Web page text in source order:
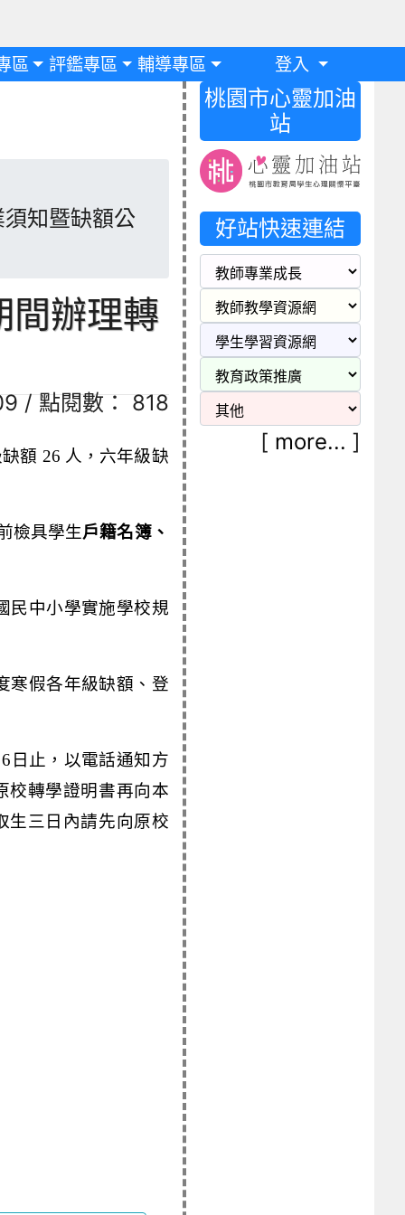
區 評鑑專區 輔導專區 登入
知暨缺額公
間辦理轉
/ 點閱數： 818
額 26 人，六年級缺
檢具學生戶籍名簿、
民中小學實施學校規
寒假各年級缺額、登
6 日止，以電話通知方
校轉學證明書再向本
生三日內請先向原校
桃園市心靈加油
站
好站快速連結
[ more... ]